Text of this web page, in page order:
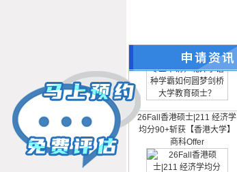
26Fall香港硕士|211 经济学
均分90+斩获【香港大学】
商科Offer